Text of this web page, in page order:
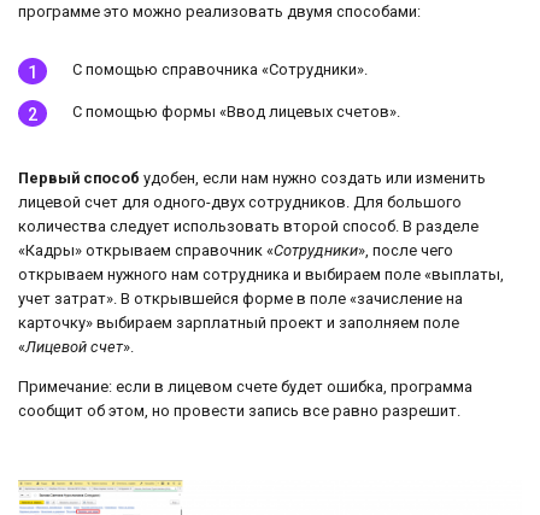
программе это можно реализовать двумя способами:
С помощью справочника «Сотрудники».
С помощью формы «Ввод лицевых счетов».
Первый способ удобен, если нам нужно создать или изменить
лицевой счет для одного-двух сотрудников. Для большого
количества следует использовать второй способ. В разделе
«Кадры» открываем справочник «Сотрудники», после чего
открываем нужного нам сотрудника и выбираем поле «выплаты,
учет затрат». В открывшейся форме в поле «зачисление на
карточку» выбираем зарплатный проект и заполняем поле
«Лицевой счет».
Примечание: если в лицевом счете будет ошибка, программа
сообщит об этом, но провести запись все равно разрешит.